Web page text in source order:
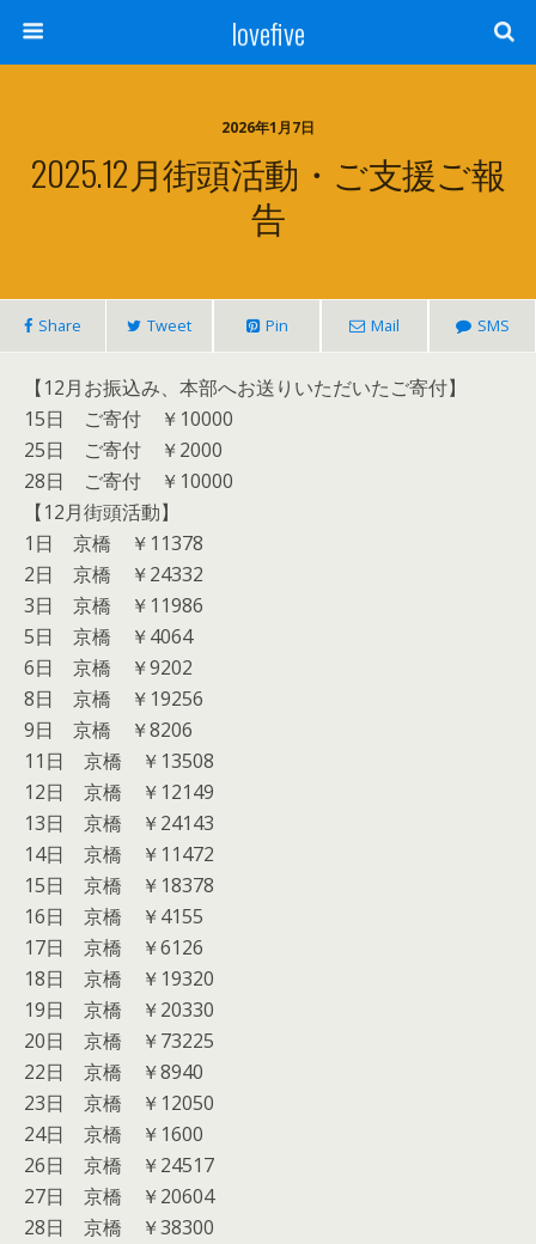
lovefive
2026年1月7日
2025.12月街頭活動・ご支援ご報
告
Share Tweet Pin Mail SMS
【12月お振込み、本部へお送りいただいたご寄付】
15日 ご寄付 ￥10000
25日 ご寄付 ￥2000
28日 ご寄付 ￥10000
【12月街頭活動】
1日 京橋 ￥11378
2日 京橋 ￥24332
3日 京橋 ￥11986
5日 京橋 ￥4064
6日 京橋 ￥9202
8日 京橋 ￥19256
9日 京橋 ￥8206
11日 京橋 ￥13508
12日 京橋 ￥12149
13日 京橋 ￥24143
14日 京橋 ￥11472
15日 京橋 ￥18378
16日 京橋 ￥4155
17日 京橋 ￥6126
18日 京橋 ￥19320
19日 京橋 ￥20330
20日 京橋 ￥73225
22日 京橋 ￥8940
23日 京橋 ￥12050
24日 京橋 ￥1600
26日 京橋 ￥24517
27日 京橋 ￥20604
28日 京橋 ￥38300